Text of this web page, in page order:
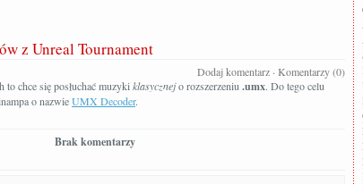
z Unreal Tournament
Dodaj komentarz · Komentarzy (0)
chce się posłuchać muzyki klasycznejo rozszerzeniu .umx. Do tego celu
o nazwieUMX Decoder.
Brak komentarzy